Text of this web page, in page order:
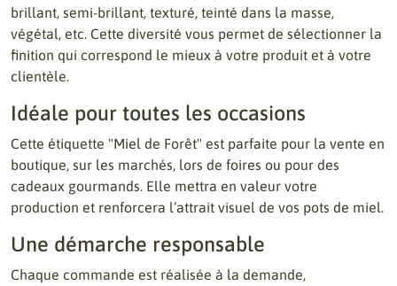
brillant, semi-brillant, texturé, teinté dans la masse,
végétal, etc. Cette diversité vous permet de sélectionner la
finition qui correspond le mieux à votre produit et à votre
clientèle.
Idéale pour toutes les occasions
Cette étiquette "Miel de Forêt" est parfaite pour la vente en
boutique, sur les marchés, lors de foires ou pour des
cadeaux gourmands. Elle mettra en valeur votre
production et renforcera l’attrait visuel de vos pots de miel.
Une démarche responsable
Chaque commande est réalisée à la demande,